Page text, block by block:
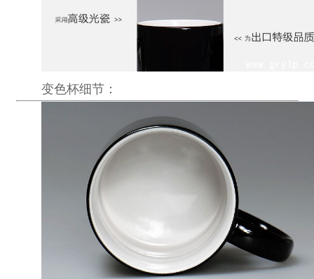
变色杯细节：